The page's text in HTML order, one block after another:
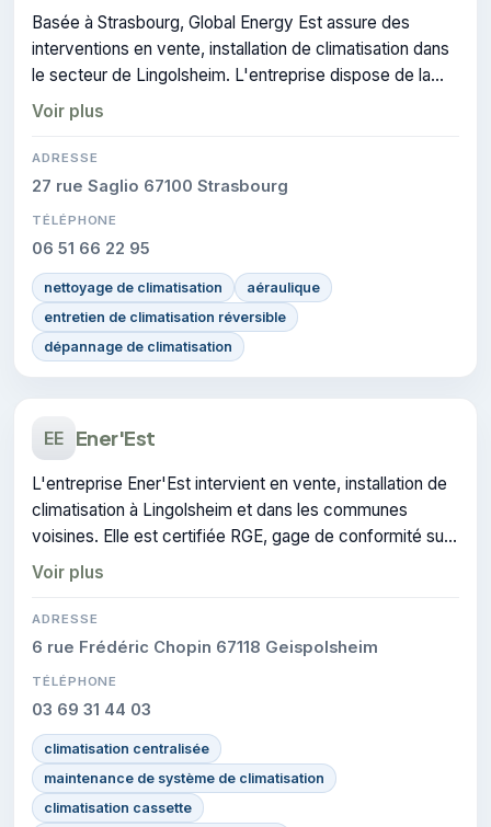
Basée à Strasbourg, Global Energy Est assure des
interventions en vente, installation de climatisation dans
le secteur de Lingolsheim. L'entreprise dispose de la
certification CERTIFIE.
Voir plus
ADRESSE
27 rue Saglio 67100 Strasbourg
TÉLÉPHONE
06 51 66 22 95
nettoyage de climatisation
aéraulique
entretien de climatisation réversible
dépannage de climatisation
EE Ener'Est
L'entreprise Ener'Est intervient en vente, installation de
climatisation à Lingolsheim et dans les communes
voisines. Elle est certifiée RGE, gage de conformité sur
les interventions réalisées.
Voir plus
ADRESSE
6 rue Frédéric Chopin 67118 Geispolsheim
TÉLÉPHONE
03 69 31 44 03
climatisation centralisée
maintenance de système de climatisation
climatisation cassette